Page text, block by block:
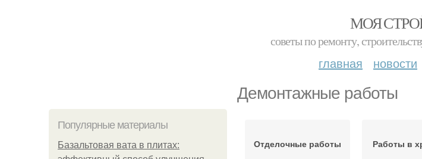
МОЯ
советы по ремонту,
главная новости
Демонтажные работы
Популярные материалы
Базальтовая вата в плитах:
Отделочные работы Работы в